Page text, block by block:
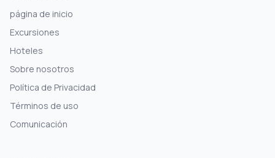
página de inicio
Excursiones
Hoteles
Sobre nosotros
Política de Privacidad
Términos de uso
Comunicación